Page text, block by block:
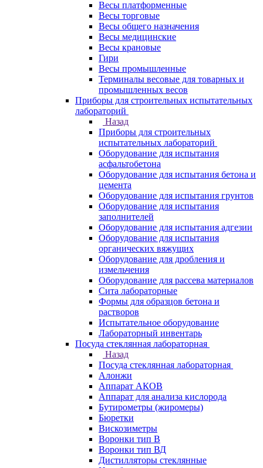
Весы платформенные
Весы торговые
Весы общего назначения
Весы медицинские
Весы крановые
Гири
Весы промышленные
Терминалы весовые для товарных и
промышленных весов
Приборы для строительных испытательных
лабораторий
Назад
Приборы для строительных
испытательных лабораторий
Оборудование для испытания
асфальтобетона
Оборудование для испытания бетона и
цемента
Оборудование для испытания грунтов
Оборудование для испытания
заполнителей
Оборудование для испытания адгезии
Оборудование для испытания
органических вяжущих
Оборудование для дробления и
измельчения
Оборудование для рассева материалов
Сита лабораторные
Формы для образцов бетона и
растворов
Испытательное оборудование
Лабораторный инвентарь
Посуда стеклянная лабораторная
Назад
Посуда стеклянная лабораторная
Алонжи
Аппарат АКОВ
Аппарат для анализа кислорода
Бутирометры (жиромеры)
Бюретки
Вискозиметры
Воронки тип В
Воронки тип ВД
Дистилляторы стеклянные